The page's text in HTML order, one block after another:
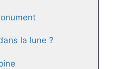
la lune ?